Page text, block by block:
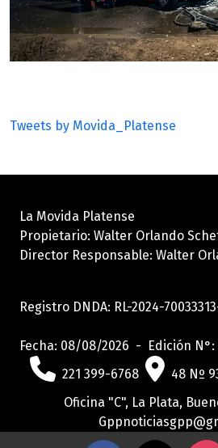
Tweets by Movida_Platense
La Movida Platense
Propietario: Walter Orlando
Director Responsable: Walter
Registro DNDA: RL-2024-
Fecha: 08/08/2026 - Edición N°:
221 399-6768
48 Nº
Oficina "C", La Plata,